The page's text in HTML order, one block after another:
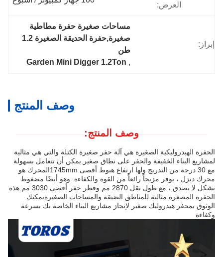
العرض:
إبراز:
مساحات صغيرة حفرة مطاطية
صغيرة,حفرة الحديقة الصغيرة 1.2
طن
,
Garden Mini Digger 1.2Ton
وصف المنتج
وصف المنتج:
الحفرة الهيدروليكية الصغيرة هي آلة حفر صغيرة الكتلة والتي هي مثالية
لمشاريع البناء الخفيفة والحفر على نطاق صغير.يمكن أن تتعامل بسهولة
مع 30 درجة من التدريج ولها ارتفاع هبوط أقصى 1745mmالمحرك هو
محرك ديزل ، يوفر مزيجاً رائعاً من القوة والكفاءة. وهو أيضًا مضغوط
بشكل لا يصدق ، مع طول نقل 2870 مم وقطر حفر أقصى 3030 مم.هذه
الحفرة المصغرة مثالية للمناطق الضيقة والمساحات الصغيرةيمكنك
الوثوق بمحفر هيدروليك صغير لإنجاز مشاريع البناء الخاصة بك بسرعة
وكفاءة